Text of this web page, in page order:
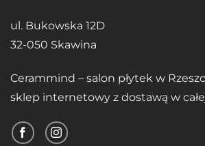
ul. Bukowska 12D
32-050 Skawina
Cerammind – salon płytek w
sklep internetowy z dostawą w